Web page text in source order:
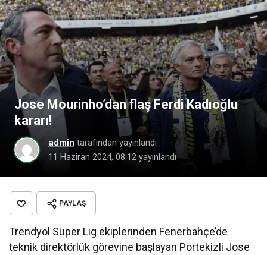
Jose Mourinho’dan flaş Ferdi Kadıoğlu
kararı!
admin tarafından yayınlandı
11 Haziran 2024, 08:12 yayınlandı
PAYLAŞ
Trendyol Süper Lig ekiplerinden Fenerbahçe’de
teknik direktörlük görevine başlayan Portekizli Jose